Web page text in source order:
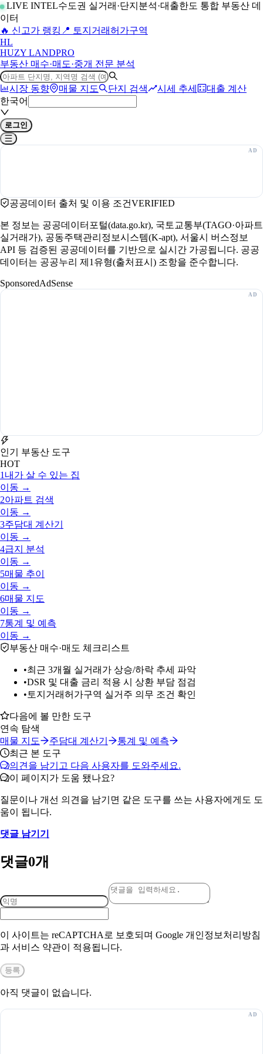
LIVE INTEL수도권 실거래·단지분석·대출한도 통합 부동산 데
이터
🔥 신고가 랭킹 📍 토지거래허가구역
HL
HUZY LANDPRO
부동산 매수·매도·중개 전문 분석
시장 동향 매물 지도 단지 검색 시세 추세
대출 계산
한국어
로그인
공공데이터 출처 및 이용 조건VERIFIED
본 정보는 공공데이터포털(data.go.kr), 국토교통부(TAGO·아파트
실거래가), 공동주택관리정보시스템(K-apt), 서울시 버스정보
API 등 검증된 공공데이터를 기반으로 실시간 가공됩니다. 공공
데이터는 공공누리 제1유형(출처표시) 조항을 준수합니다.
SponsoredAdSense
인기 부동산 도구
HOT
1 내가 살 수 있는 집
이동 →
2아파트 검색
이동 →
3주담대 계산기
이동 →
4급지 분석
이동 →
5매물 추이
이동 →
6매물 지도
이동 →
7통계 및 예측
이동 →
부동산 매수·매도 체크리스트
•최근 3개월 실거래가 상승/하락 추세 파악
•DSR 및 대출 금리 적용 시 상환 부담 점검
• 토지거래허가구역 실거주 의무 조건 확인
다음에 볼 만한 도구
연속 탐색
매물 지도
주담대 계산기
통계 및 예측
최근 본 도구
의견을 남기고 다음 사용자를 도와주세요.
이 페이지가 도움 됐나요?
질문이나 개선 의견을 남기면 같은 도구를 쓰는 사용자에게도 도
움이 됩니다.
댓글 남기기
댓글0개
이 사이트는 reCAPTCHA로 보호되며 Google 개인정보처리방침
과 서비스 약관이 적용됩니다.
등록
아직 댓글이 없습니다.